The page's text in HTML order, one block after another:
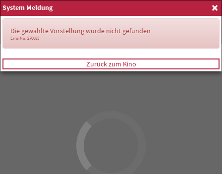
Anmelden
×
System Meldung
Die gewählte Vorstellung wurde nicht gefunden
ErrorNo. 270083
Zurück zum Kino